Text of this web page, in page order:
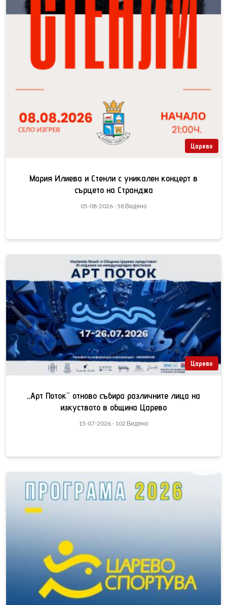
Царево
Мария Илиева и Стенли с уникален концерт в
сърцето на Странджа
05-08-2026 - 58 Видяно
Царево
„Арт Поток“ отново събира различните лица на
изкуството в община Царево
15-07-2026 - 102 Видяно